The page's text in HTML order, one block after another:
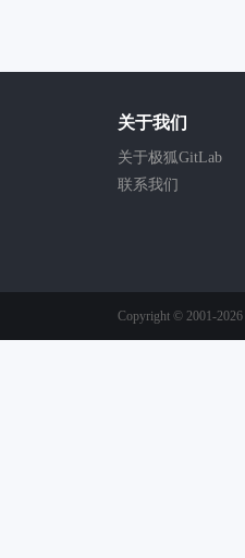
关于我们
关于极狐GitLab
联系我们
Copyright © 2001-2026